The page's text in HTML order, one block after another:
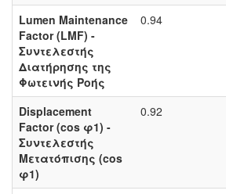
Lumen Maintenance
Factor (LMF) -
Συντελεστής
Διατήρησης της
Φωτεινής Ροής
0.94
Displacement
Factor (cos φ1) -
Συντελεστής
Μετατόπισης (cos
φ1)
0.92